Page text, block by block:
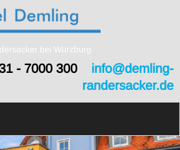
bei Würzburg
- 7000 300 info@demling-
randersacker.de